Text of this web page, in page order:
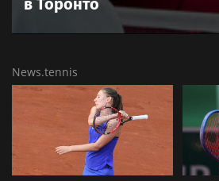
в Торонто
News.tennis